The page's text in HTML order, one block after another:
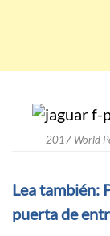
2017 World
Lea también:
puerta de